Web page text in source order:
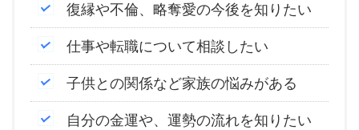
復縁や不倫、略奪愛の今後を知りたい
仕事や転職について相談したい
子供との関係など家族の悩みがある
自分の金運や、運勢の流れを知りたい